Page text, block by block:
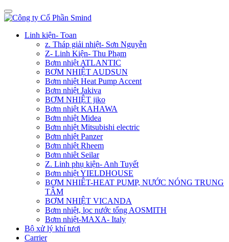
Linh kiện- Toan
z. Tháp giải nhiệt- Sơn Nguyễn
Z- Linh Kiện- Thu Phạm
Bơm nhiệt ATLANTIC
BƠM NHIỆT AUDSUN
Bơm nhiệt Heat Pump Accent
Bơm nhiệt Jakiva
BƠM NHIỆT jiko
Bơm nhiệt KAHAWA
Bơm nhiệt Midea
Bơm nhiệt Mitsubishi electric
Bơm nhiệt Panzer
Bơm nhiệt Rheem
Bơm nhiêt Seilar
Z. Linh phụ kiện- Anh Tuyết
Bơm nhiệt YIELDHOUSE
BƠM NHIÊT-HEAT PUMP, NƯỚC NÓNG TRUNG
TÂM
BƠM NHIỆT VICANDA
Bơm nhiệt, lọc nước tổng AOSMITH
Bơm nhiệt-MAXA- Italy
Bộ xử lý khí tươi
Carrier